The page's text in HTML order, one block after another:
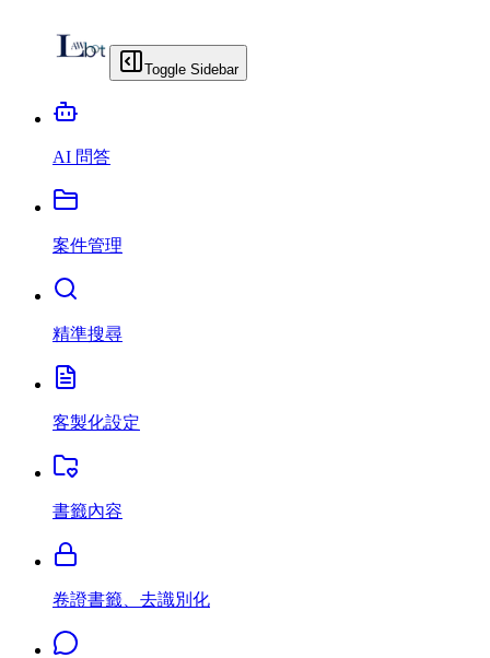
Toggle Sidebar
AI 問答
案件管理
精準搜尋
客製化設定
書籤內容
卷證書籤、去識別化